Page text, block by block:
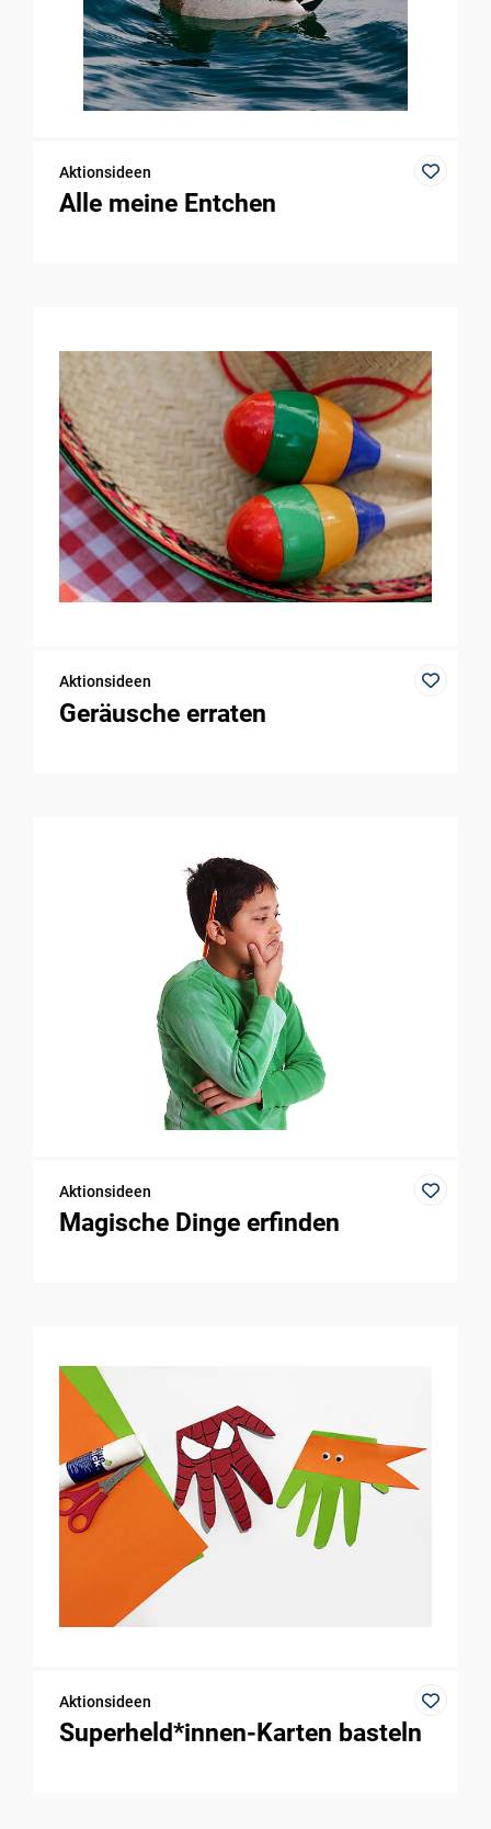
Aktionsideen
Alle meine Entchen
Aktionsideen
Geräusche erraten
Aktionsideen
Magische Dinge erfinden
Aktionsideen
Superheld*innen-Karten basteln